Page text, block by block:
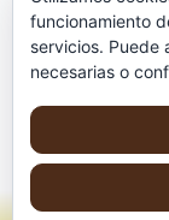
funcionamiento
servicios. Puede
necesarias o